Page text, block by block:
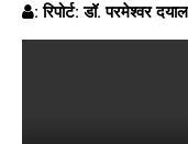
: रिपोर्ट: डॉ. परमेश्वर